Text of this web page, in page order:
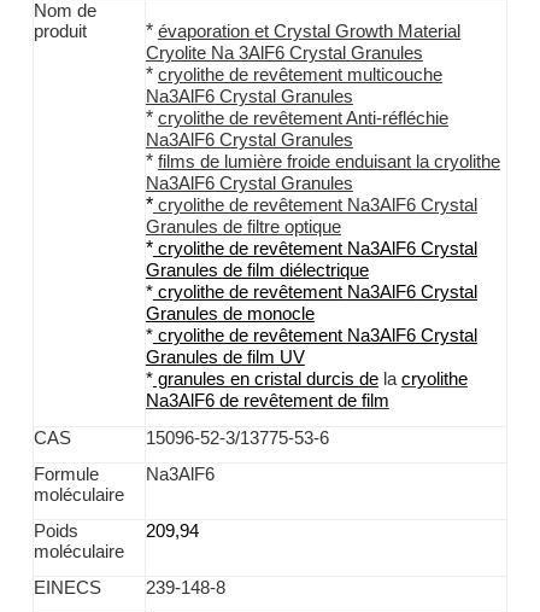
Nom de
produit
* évaporation et Crystal Growth Material
Cryolite Na 3AlF6 Crystal Granules
* cryolithede revêtement multicouche
Na3AlF6Crystal Granules
* cryolithede revêtementAnti-réfléchie
Na3AlF6Crystal Granules
* films de lumière froide enduisant la cryolithe
Na3AlF6Crystal Granules
* cryolithede revêtement Na3AlF6Crystal
Granules defiltreoptique
* cryolithede revêtement Na3AlF6Crystal
Granules defilm diélectrique
* cryolithede revêtement Na3AlF6Crystal
Granules de monocle
* cryolithede revêtement Na3AlF6Crystal
Granules defilm UV
*granules en cristal durcis delacryolithe
Na3AlF6derevêtement de film
CAS
15096-52-3/13775-53-6
Formule
moléculaire
Na3AlF6
Poids
moléculaire
209,94
EINECS
239-148-8